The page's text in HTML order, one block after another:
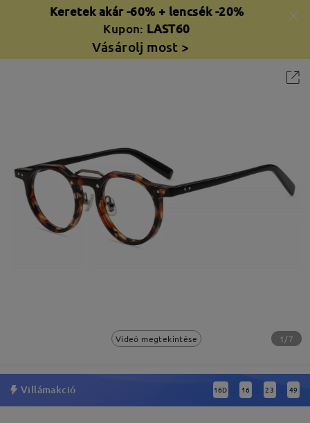
Keretek akár -60% + lencsék -20%
Kupon: LAST60
Vásárolj most >
Videó megtekintése 1/7
Villámakció 16D : 16 : 23 : 49